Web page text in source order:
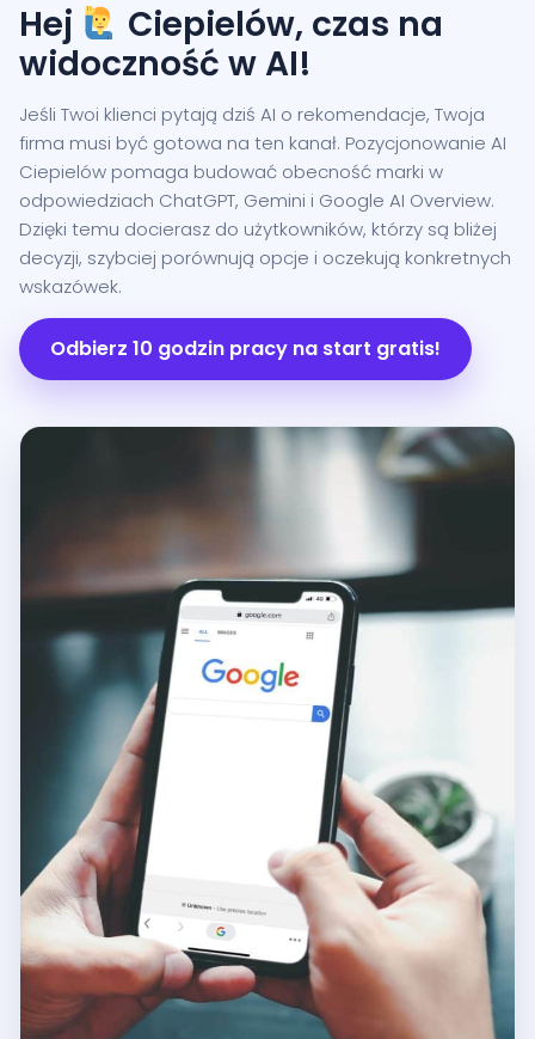
Hej
Ciepielów, czas na
widoczność w AI!
Jeśli Twoi klienci pytają dziś AI o rekomendacje, Twoja
firma musi być gotowa na ten kanał. Pozycjonowanie AI
Ciepielów pomaga budować obecność marki w
odpowiedziach ChatGPT, Gemini i Google AI Overview.
Dzięki temu docierasz do użytkowników, którzy są bliżej
decyzji, szybciej porównują opcje i oczekują konkretnych
wskazówek.
Odbierz 10 godzin pracy na start gratis!